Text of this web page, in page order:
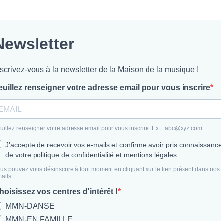
vous à la newsletter de la Maison de la musique !
renseigner votre adresse email pour vous inscrire
renseigner votre adresse email pour vous inscrire. Ex. : abc@xyz.com
J'accepte de recevoir vos e-mails et confirme avoir pris
de votre politique de confidentialité et mentions légales.
pouvez vous désinscrire à tout moment en cliquant sur le lien présent dans nos
vos centres d'intérêt !
MMN-DANSE
MMN-EN FAMILLE